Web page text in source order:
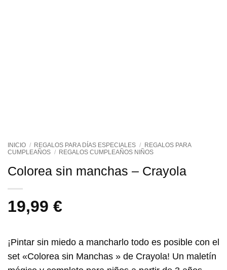
INICIO / REGALOS PARA DÍAS ESPECIALES / REGALOS PARA
CUMPLEAÑOS / REGALOS CUMPLEAÑOS NIÑOS
Colorea sin manchas – Crayola
19,99 €
¡Pintar sin miedo a mancharlo todo es posible con el
set «Colorea sin Manchas » de Crayola! Un maletín